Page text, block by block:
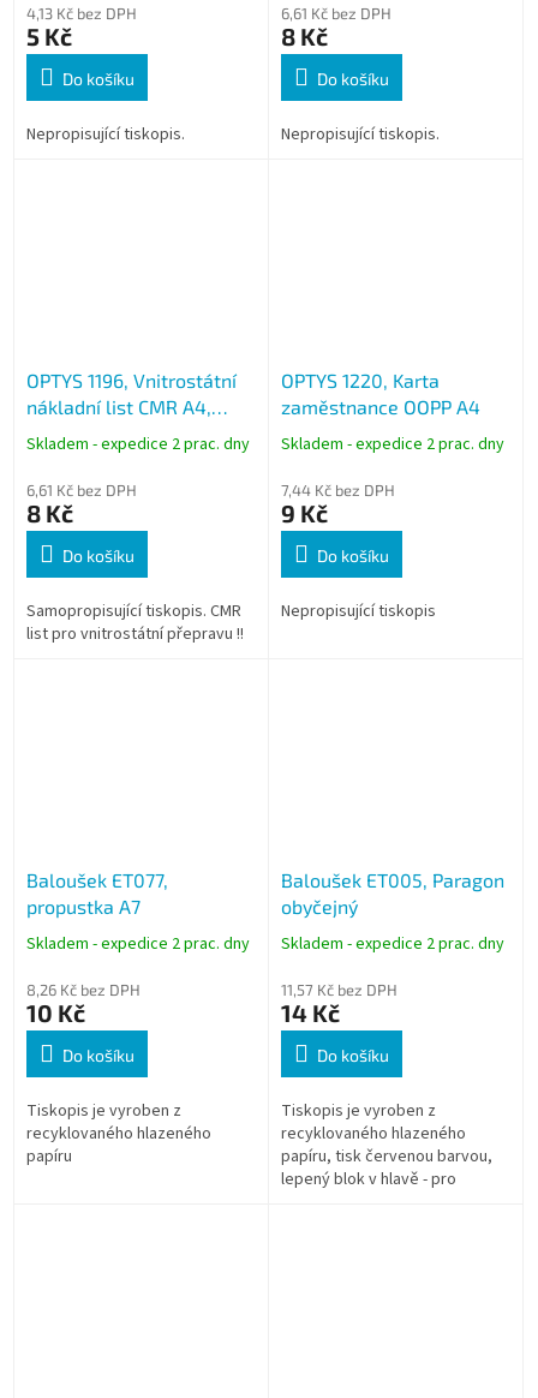
4,13 Kč bez DPH
5 Kč
Do košíku
Nepropisující tiskopis.
6,61 Kč bez DPH
8 Kč
Do košíku
Nepropisující tiskopis.
OPTYS 1196, Vnitrostátní
nákladní list CMR A4,
samopropisovací, 3 listy
Skladem - expedice 2 prac. dny
6,61 Kč bez DPH
8 Kč
Do košíku
Samopropisující tiskopis. CMR
list pro vnitrostátní přepravu !!
OPTYS 1220, Karta
zaměstnance OOPP A4
Skladem - expedice 2 prac. dny
7,44 Kč bez DPH
9 Kč
Do košíku
Nepropisující tiskopis
Baloušek ET077,
propustka A7
Skladem - expedice 2 prac. dny
8,26 Kč bez DPH
10 Kč
Do košíku
Tiskopis je vyroben z
recyklovaného hlazeného
papíru
Baloušek ET005, Paragon
obyčejný
Skladem - expedice 2 prac. dny
11,57 Kč bez DPH
14 Kč
Do košíku
Tiskopis je vyroben z
recyklovaného hlazeného
papíru, tisk červenou barvou,
lepený blok v hlavě - pro